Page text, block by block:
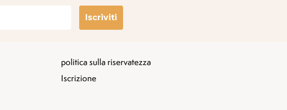
Iscriviti
politica sulla riservatezza
Iscrizione